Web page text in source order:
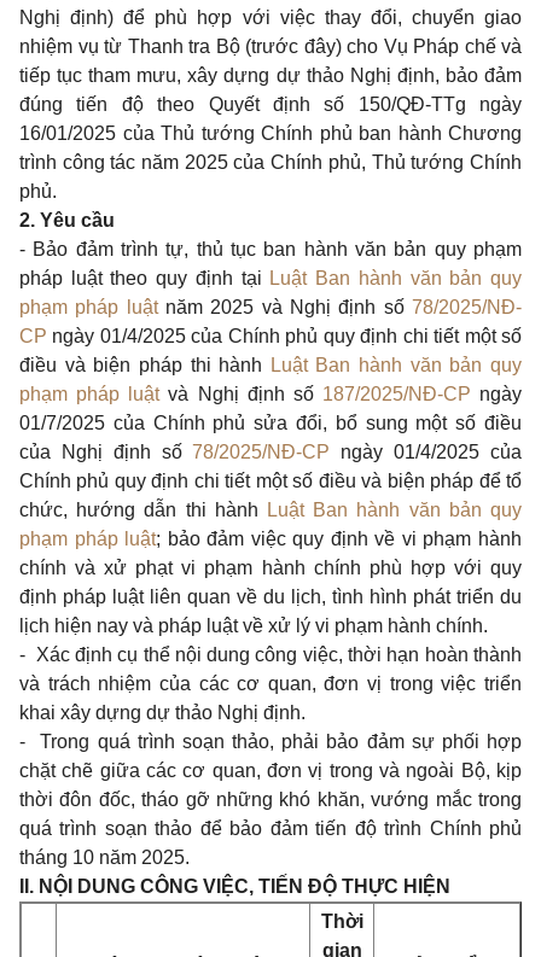
Nghị định) để phù hợp với việc thay đổi, chuyển giao
nhiệm vụ từ Thanh tra Bộ (trước đây) cho Vụ Pháp chế và
tiếp tục tham mưu, xây dựng dự thảo Nghị định, bảo đảm
đúng tiến độ theo Quyết định số 150/QĐ-TTg ngày
16/01/2025 của Thủ tướng Chính phủ ban hành Chương
trình công tác năm 2025 của Chính phủ, Thủ tướng Chính
phủ.
2. Yêu cầu
- Bảo đảm trình tự, thủ tục ban hành văn bản quy phạm
pháp luật theo quy định tại Luật Ban hành văn bản quy
phạm pháp luậtnăm 2025 và Nghị định số78/2025/NĐ-
CP ngày 01/4/2025 của Chính phủ quy định chi tiết một số
điều và biện pháp thi hành
Luật Ban hành văn bản quy
phạm pháp luậtvà Nghị định số 187/2025/NĐ-CP ngày
01/7/2025 của Chính phủ sửa đổi, bổ sung một số điều
của Nghị định số78/2025/NĐ-CP ngày 01/4/2025 của
Chính phủ quy định chi tiết một số điều và biện pháp để tổ
chức, hướng dẫn thi hành
Luật Ban hành văn bản quy
phạm pháp luật; bảo đảm việc quy định về vi phạm hành
chính và xử phạt vi phạm hành chính phù hợp với quy
định pháp luật liên quan về du lịch, tình hình phát triển du
lịch hiện nay và pháp luật về xử lý vi phạm hành chính.
- Xác định cụ thể nội dung công việc, thời hạn hoàn thành
và trách nhiệm của các cơ quan, đơn vị trong việc triển
khai xây dựng dự thảo Nghị định.
- Trong quá trình soạn thảo, phải bảo đảm sự phối hợp
chặt chẽ giữa các cơ quan, đơn vị trong và ngoài Bộ, kịp
thời đôn đốc, tháo gỡ những khó khăn, vướng mắc trong
quá trình soạn thảo để bảo đảm tiến độ trình Chính phủ
tháng 10 năm 2025.
II. NỘI DUNG CÔNG VIỆC, TIẾN ĐỘ THỰC HIỆN
Thời
gian